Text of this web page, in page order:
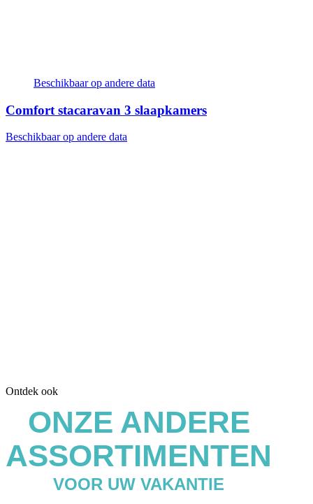
Beschikbaar op andere data
Comfort stacaravan 3 slaapkamers
Beschikbaar op andere data
Ontdek ook
ONZE ANDERE
ASSORTIMENTEN
VOOR UW VAKANTIE